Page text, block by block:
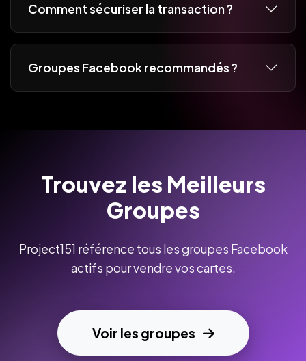
Comment sécuriser la transaction ?
Groupes Facebook recommandés ?
Trouvez les Meilleurs
Groupes
Project151 référence tous les groupes Facebook
actifs pour vendre vos cartes.
Voir les groupes